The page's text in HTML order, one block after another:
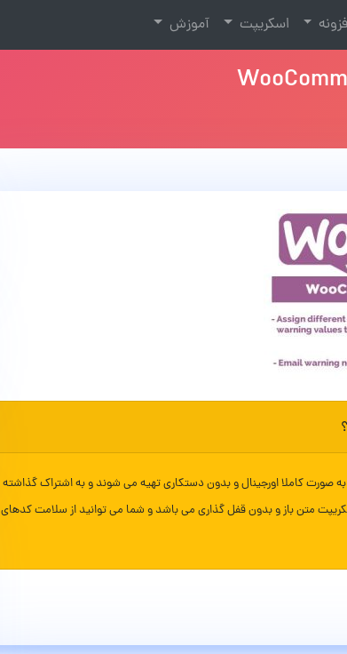
اسکریپت آموزش
صورت کاملا اورجینال و بدون دستکاری تهیه می شوند و به اشتراک گذاشته
متن باز و بدون قفل گذاری می باشد و شما می توانید از سلامت کدهای